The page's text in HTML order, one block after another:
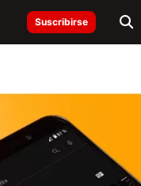
Suscribirse